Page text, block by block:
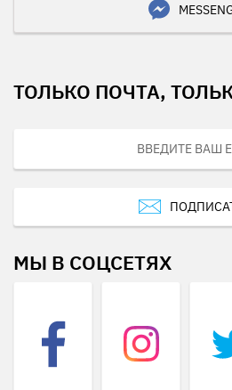
ТОЛЬКО ПОЧТА,
МЫ В СОЦСЕТЯХ